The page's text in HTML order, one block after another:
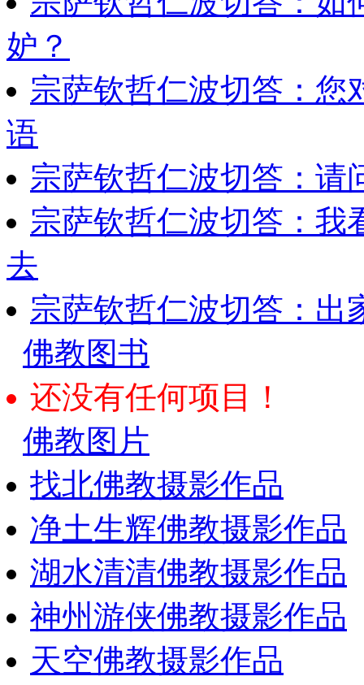
妒？
宗萨钦哲仁波切答：您
语
宗萨钦哲仁波切答：请
宗萨钦哲仁波切答：我
去
宗萨钦哲仁波切答：出
佛教图书
还没有任何项目！
佛教图片
找北佛教摄影作品
净土生辉佛教摄影作品
湖水清清佛教摄影作品
神州游侠佛教摄影作品
天空佛教摄影作品